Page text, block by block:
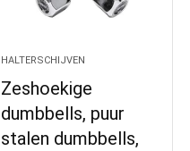
HALTERSCHIJVEN
Zeshoekige
dumbbells, puur
stalen dumbbells,